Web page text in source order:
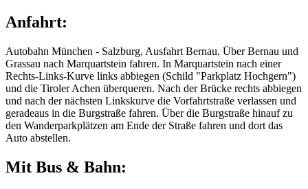
Anfahrt:
Autobahn München - Salzburg, Ausfahrt Bernau. Über Bernau und
Grassau nach Marquartstein fahren. In Marquartstein nach einer
Rechts-Links-Kurve links abbiegen (Schild "Parkplatz Hochgern")
und die Tiroler Achen überqueren. Nach der Brücke rechts abbiegen
und nach der nächsten Linkskurve die Vorfahrtstraße verlassen und
geradeaus in die Burgstraße fahren. Über die Burgstraße hinauf zu
den Wanderparkplätzen am Ende der Straße fahren und dort das
Auto abstellen.
Mit Bus & Bahn: